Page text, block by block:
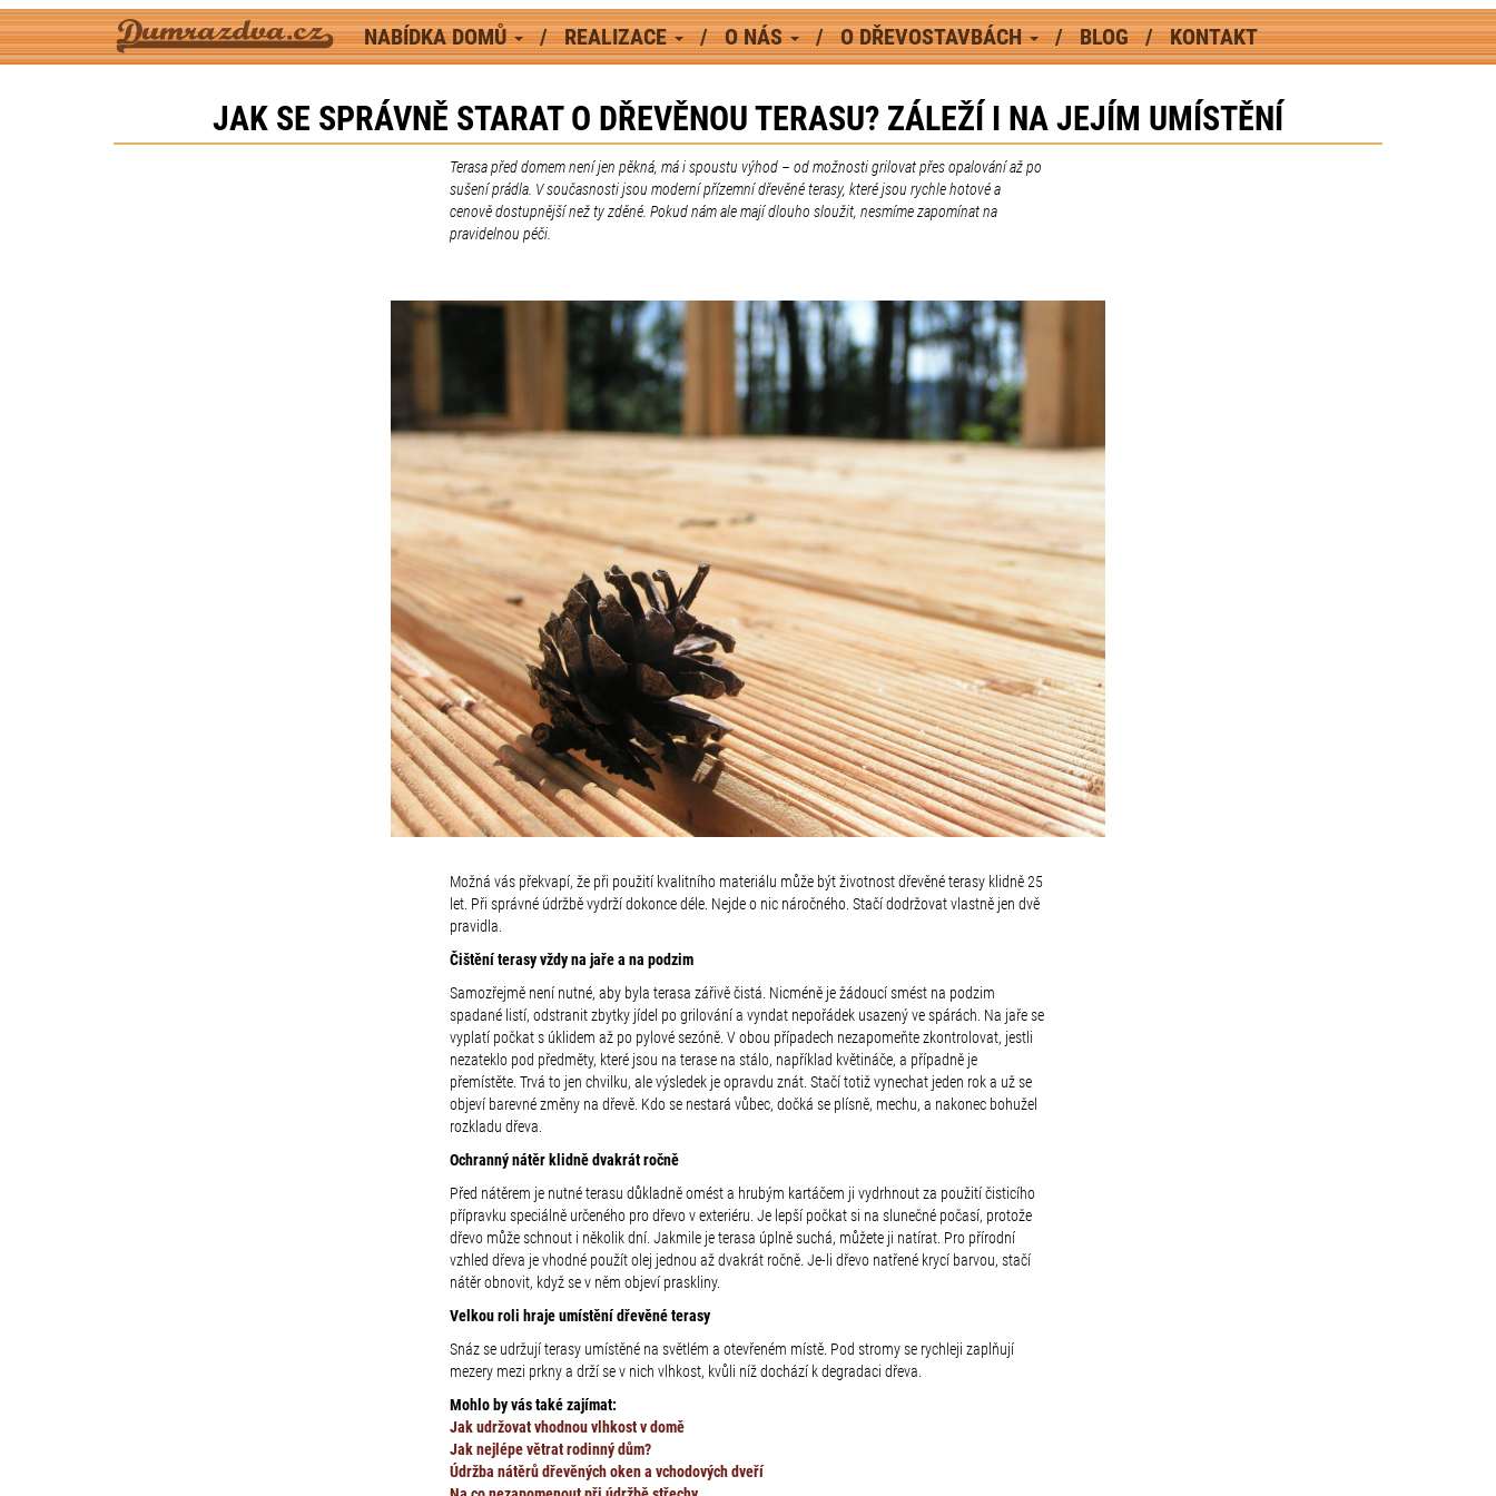
NABÍDKA DOMŮ REALIZACE O NÁS O DŘEVOSTAVBÁCH BLOG KONTAKT
JAK SE SPRÁVNĚ STARAT O DŘEVĚNOU TERASU? ZÁLEŽÍ I NA JEJÍM UMÍSTĚNÍ
Terasa před domem není jen pěkná, má i spoustu výhod – od možnosti grilovat přes opalování až po
sušení prádla. V současnosti jsou moderní přízemní dřevěné terasy, které jsou rychle hotové a
cenově dostupnější než ty zděné. Pokud nám ale mají dlouho sloužit, nesmíme zapomínat na
pravidelnou péči.
Možná vás překvapí, že při použití kvalitního materiálu může být životnost dřevěné terasy klidně 25
let. Při správné údržbě vydrží dokonce déle. Nejde o nic náročného. Stačí dodržovat vlastně jen dvě
pravidla.
Čištění terasy vždy na jaře a na podzim
Samozřejmě není nutné, aby byla terasa zářivě čistá. Nicméně je žádoucí smést na podzim
spadané listí, odstranit zbytky jídel po grilování a vyndat nepořádek usazený ve spárách. Na jaře se
vyplatí počkat s úklidem až po pylové sezóně. V obou případech nezapomeňte zkontrolovat, jestli
nezateklo pod předměty, které jsou na terase na stálo, například květináče, a případně je
přemístěte. Trvá to jen chvilku, ale výsledek je opravdu znát. Stačí totiž vynechat jeden rok a už se
objeví barevné změny na dřevě. Kdo se nestará vůbec, dočká se plísně, mechu, a nakonec bohužel
rozkladu dřeva.
Ochranný nátěr klidně dvakrát ročně
Před nátěrem je nutné terasu důkladně omést a hrubým kartáčem ji vydrhnout za použití čisticího
přípravku speciálně určeného pro dřevo v exteriéru. Je lepší počkat si na slunečné počasí, protože
dřevo může schnout i několik dní. Jakmile je terasa úplně suchá, můžete ji natírat. Pro přírodní
vzhled dřeva je vhodné použít olej jednou až dvakrát ročně. Je-li dřevo natřené krycí barvou, stačí
nátěr obnovit, když se v něm objeví praskliny.
Velkou roli hraje umístění dřevěné terasy
Snáz se udržují terasy umístěné na světlém a otevřeném místě. Pod stromy se rychleji zaplňují
mezery mezi prkny a drží se v nich vlhkost, kvůli níž dochází k degradaci dřeva.
Mohlo by vás také zajímat:
Jak udržovat vhodnou vlhkost v domě
Jak nejlépe větrat rodinný dům?
Údržba nátěrů dřevěných oken a vchodových dveří